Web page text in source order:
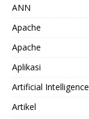
ANN
Apache
Apache
Aplikasi
Artificial Intelligence
Artikel